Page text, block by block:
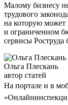
Малому бизнесу
трудового
на которую может
и ограниченном
сервисы Роструда
Ольга Плескань
автор статей
На портале и в